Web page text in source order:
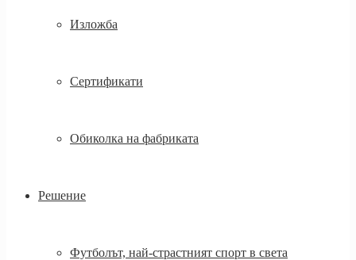
Изложба
Сертификати
Обиколка на фабриката
Решение
Футболът, най-страстният спорт в света